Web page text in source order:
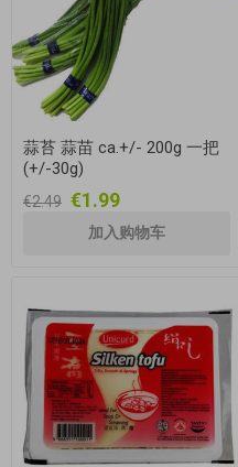
蒜苔 蒜苗 ca.+/- 200g 一把
(+/-30g)
€2.49 €1.99